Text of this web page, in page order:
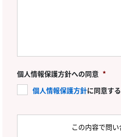
個人情報保護方針への同意 *
個人情報保護方針に同意する